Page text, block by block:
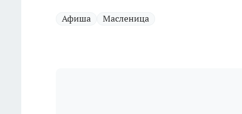
Афиша Масленица